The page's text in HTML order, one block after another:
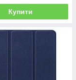
Купити